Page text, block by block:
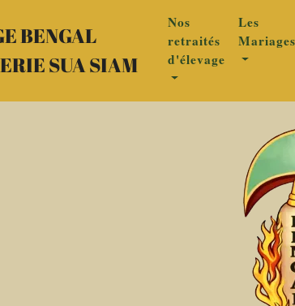
BENGAL
SUA SIAM
Nos
retraités
d'élevage
Les
Mariages